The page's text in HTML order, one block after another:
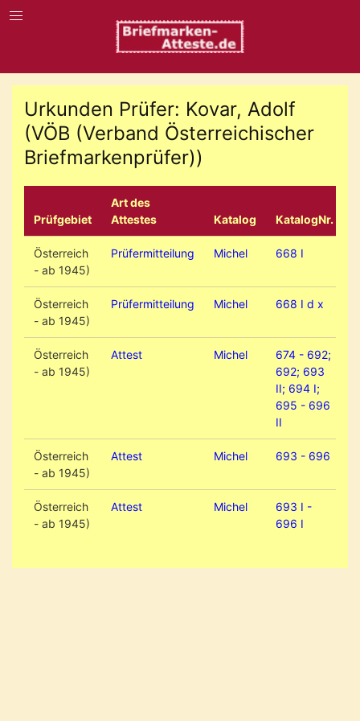
Urkunden Prüfer: Kovar, Adolf
(VÖB (Verband Österreichischer
Briefmarkenprüfer))
Prüfgebiet
Art des
Attestes
Katalog KatalogNr.
Österreich
- ab 1945)
Prüfermitteilung Michel 668 I
Österreich
- ab 1945)
Prüfermitteilung Michel 668 I d x
Österreich
- ab 1945)
Attest Michel
674 - 692;
692; 693
II; 694 I;
695 - 696
II
Österreich
- ab 1945)
Attest Michel 693 - 696
Österreich
- ab 1945)
Attest Michel
693 I -
696 I